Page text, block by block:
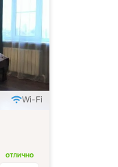
Wi-Fi
ОТЛИЧНО